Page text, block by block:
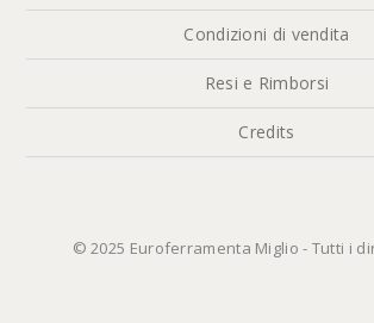
Condizioni di vendita
Resi e Rimborsi
Credits
© 2025 Euroferramenta Miglio - Tutti i